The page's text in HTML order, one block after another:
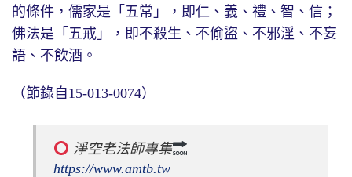
的條件，儒家是「五常」，即仁、義、禮、智、信；
佛法是「五戒」，即不殺生、不偷盜、不邪淫、不妄
語、不飲酒。
（節錄自15-013-0074）
淨空老法師專集
https://www.amtb.tw